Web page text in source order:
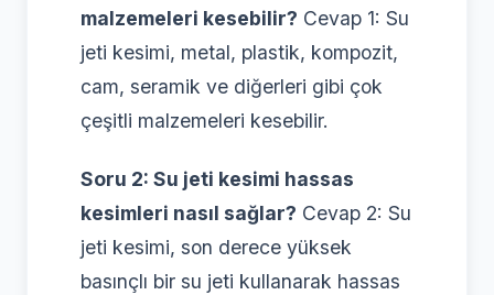
malzemeleri kesebilir? Cevap 1: Su
jeti kesimi, metal, plastik, kompozit,
cam, seramik ve diğerleri gibi çok
çeşitli malzemeleri kesebilir.
Soru 2: Su jeti kesimi hassas
kesimleri nasıl sağlar? Cevap 2: Su
jeti kesimi, son derece yüksek
basınçlı bir su jeti kullanarak hassas